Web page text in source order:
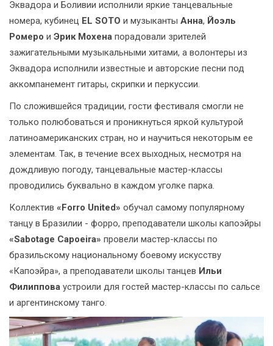
Эквадора и Боливии исполнили яркие танцевальные
номера, кубинец EL SOTO и музыканты Анна, Йоэль
Ромеро и Эрик Мохена порадовали зрителей
зажигательными музыкальными хитами, а волонтеры из
Эквадора исполнили известные и авторские песни под
аккомпанемент гитары, скрипки и перкуссии.
По сложившейся традиции, гости фестиваля смогли не
только полюбоваться и проникнуться яркой культурой
латиноамериканских стран, но и научиться некоторым ее
элементам. Так, в течение всех выходных, несмотря на
дождливую погоду, танцевальные мастер-классы
проводились буквально в каждом уголке парка.
Коллектив «Forro United» обучал самому популярному
танцу в Бразилии - форро, преподаватели школы капоэйры
«Sabotage Capoeira» провели мастер-классы по
бразильскому национальному боевому искусству
«Капоэйра», а преподаватели школы танцев Ильи
Филиппова устроили для гостей мастер-классы по сальсе
и аргентинскому танго.